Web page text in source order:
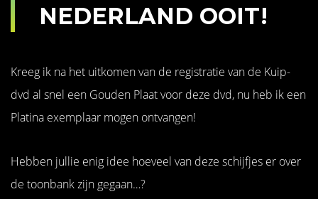
NEDERLAND OOIT!
Kreeg ik na het uitkomen van de registratie van de Kuip-
dvd al snel een Gouden Plaat voor deze dvd, nu heb ik een
Platina exemplaar mogen ontvangen!
Hebben jullie enig idee hoeveel van deze schijfjes er over
de toonbank zijn gegaan…?